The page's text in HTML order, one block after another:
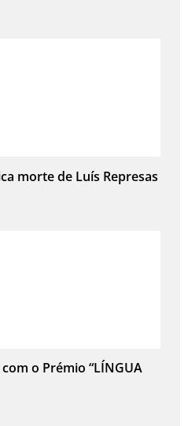
morte de Luís Represas
o Prémio “LÍNGUA